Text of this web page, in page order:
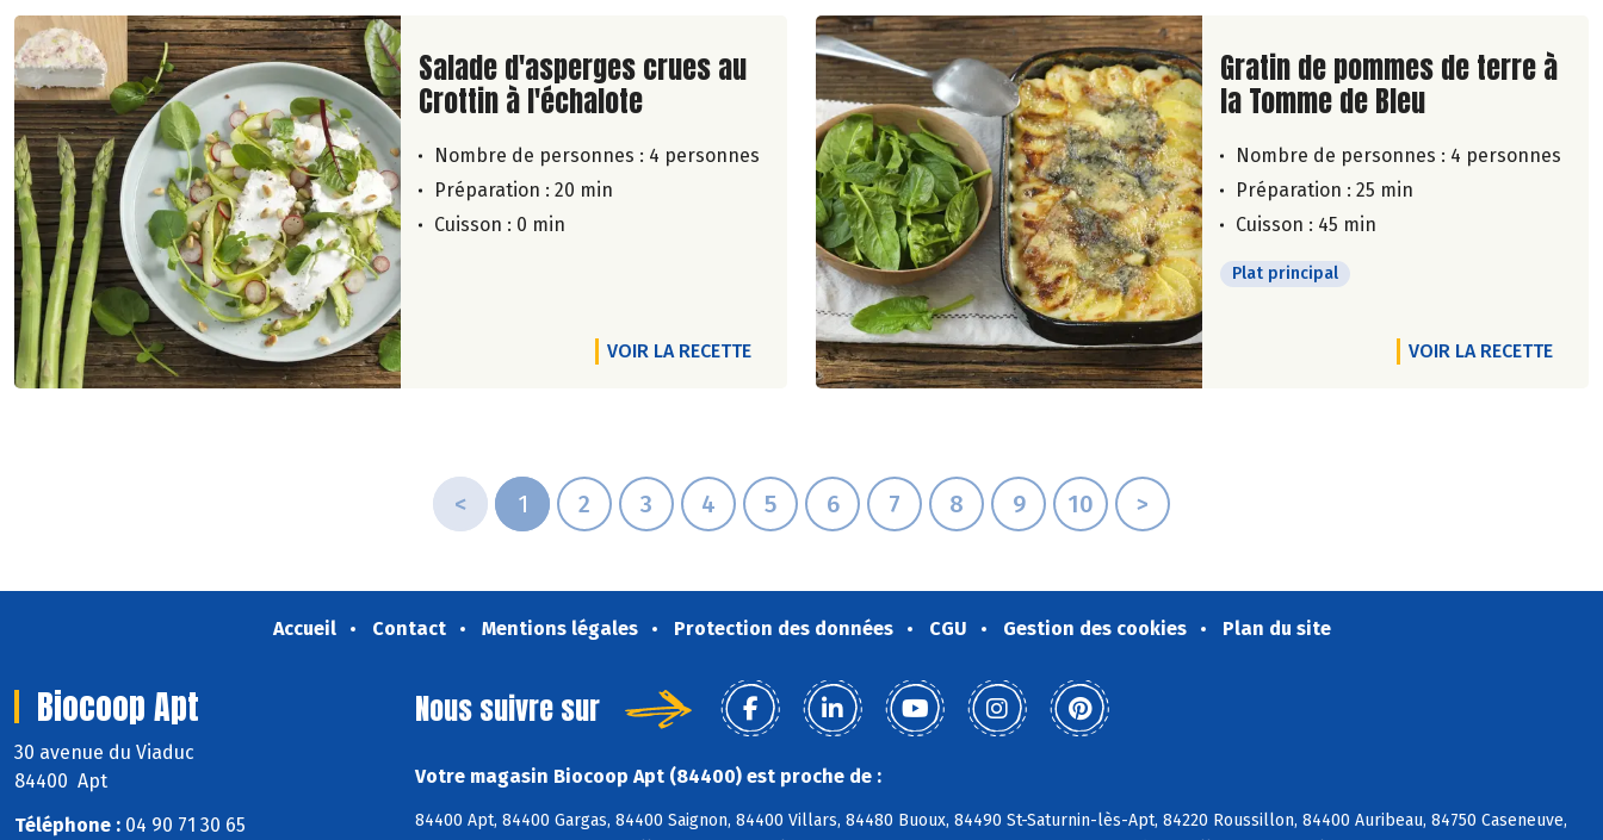
Lire la suite de la recette
Salade d'asperges crues au
Crottin à l'échalote
Nombre de personnes : 4 personnes
Préparation : 20 min
Cuisson : 0 min
VOIR LA RECETTE
Lire la suite de la recette
Gratin de pommes de terre à
la Tomme de Bleu
Nombre de personnes : 4 personnes
Préparation : 25 min
Cuisson : 45 min
Plat principal
VOIR LA RECETTE
< 1 2 3 4 5 6 7 8 9 10 >
Accueil Contact Mentions légales Protection des données CGU Gestion des cookies Plan du site
Biocoop Apt
30 avenue du Viaduc
84400 Apt
Téléphone : 04 90 71 30 65
Nous suivre sur
Votre magasin Biocoop Apt (84400) est proche de :
84400 Apt, 84400 Gargas, 84400 Saignon, 84400 Villars, 84480 Buoux, 84490 St-Saturnin-lès-Apt, 84220 Roussillon, 84400 Auribeau, 84750 Caseneuve,